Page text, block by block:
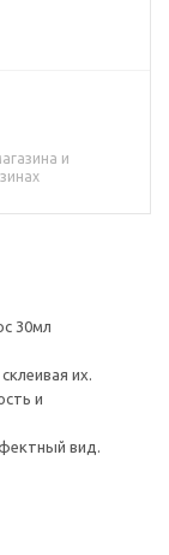
и
30мл
их.
и
вид.